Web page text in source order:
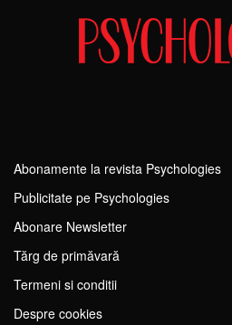
Abonamente la revista Psychologies
Publicitate pe Psychologies
Abonare Newsletter
Tărg de primăvară
Termeni si conditii
Despre cookies